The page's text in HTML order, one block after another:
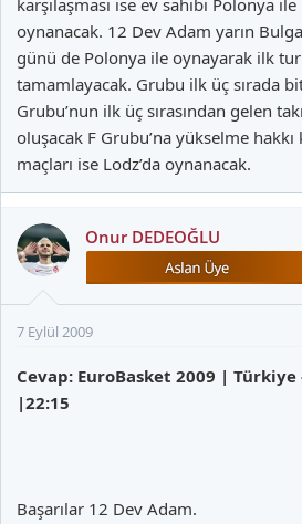
oynanacak. 12 Dev Adam yarın
günü de Polonya ile oynayarak ilk tur
tamamlayacak. Grubu ilk üç sırada
Grubu’nun ilk üç sırasından gelen
oluşacak F Grubu’na yükselme
maçları ise Lodz’da oynanacak.
Onur DEDEOĞLU
7 Eylül 2009
Cevap: EuroBasket 2009 |
|22:15
Başarılar 12 Dev Adam.